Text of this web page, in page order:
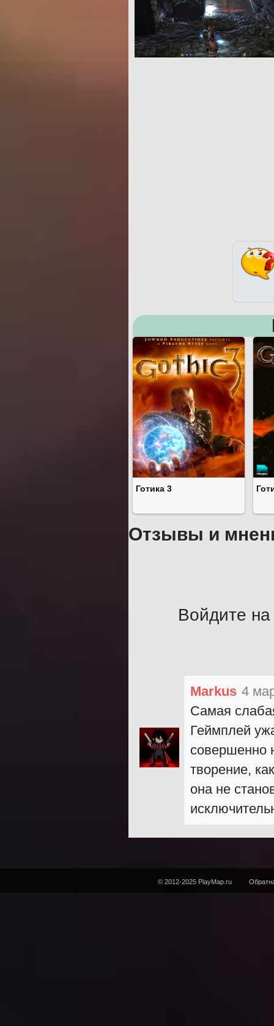
Готика 3
Отзывы и
Войдите на
Markus 4
Самая
Геймплей
совершенно
творение,
она не
© 2012-2025 PlayMap.ru